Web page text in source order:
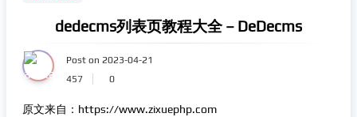
dedecms列表页教程大全 – DeDecms
Post on 2023-04-21
457
0
原文来自：https://www.zixuephp.com